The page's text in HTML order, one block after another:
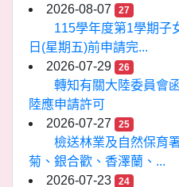
2026-08-07
27
115學年度第1學期子
日(星期五)前申請完...
2026-07-29
26
轉知有關大陸委員會
陸應申請許可
2026-07-27
25
檢送林業及自然保育
菊、銀合歡、香澤蘭、...
2026-07-23
24